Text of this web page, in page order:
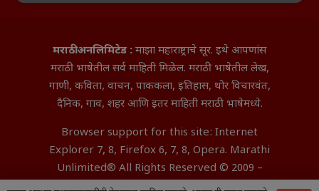
मराठी अनलिमिटेड : माझा महाराष्ट्राचे सूर. इथे आपणांस
मराठी भाषेतील सर्व माहिती मिळेल. मराठी भाषेतील लेख,
गाणी, कविता, वाचन, पाककला, इतिहास, थोर विचारवंत,
दैनिक, गाव, शहर आणि इतर माहिती मराठी भाषेमध्ये.
Browser support for this site: Internet
Explorer 7, 8, Firefox 6, 7, 8, Opera. Marathi
Unlimited® All Rights Reserved © 2009 –
2026 Aditya InfoTech Nagpur.